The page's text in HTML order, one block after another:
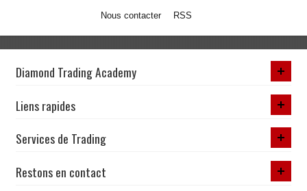
Nous contacter RSS
Diamond Trading Academy
Liens rapides
Services de Trading
Restons en contact